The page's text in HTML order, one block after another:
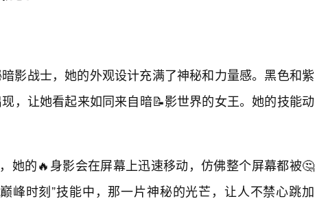
影战士，她的外观设计充满了神秘和力量感。黑色和紫
，让她看起来如同来自暗📝影世界的女王。她的技能动
她的🔥身影会在屏幕上迅速移动，仿佛整个屏幕都被🤔
峰时刻”技能中，那一片神秘的光芒，让人不禁心跳加